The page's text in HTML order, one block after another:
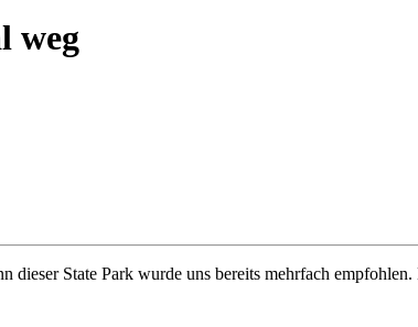
weg
State Park wurde uns bereits mehrfach